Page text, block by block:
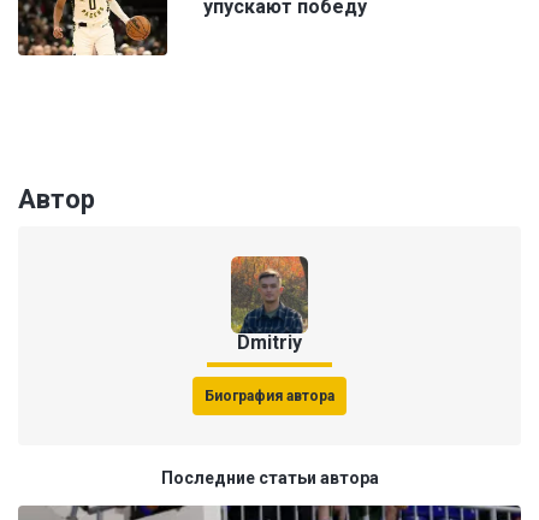
упускают победу
Автор
Dmitriy
Биография автора
Последние статьи автора